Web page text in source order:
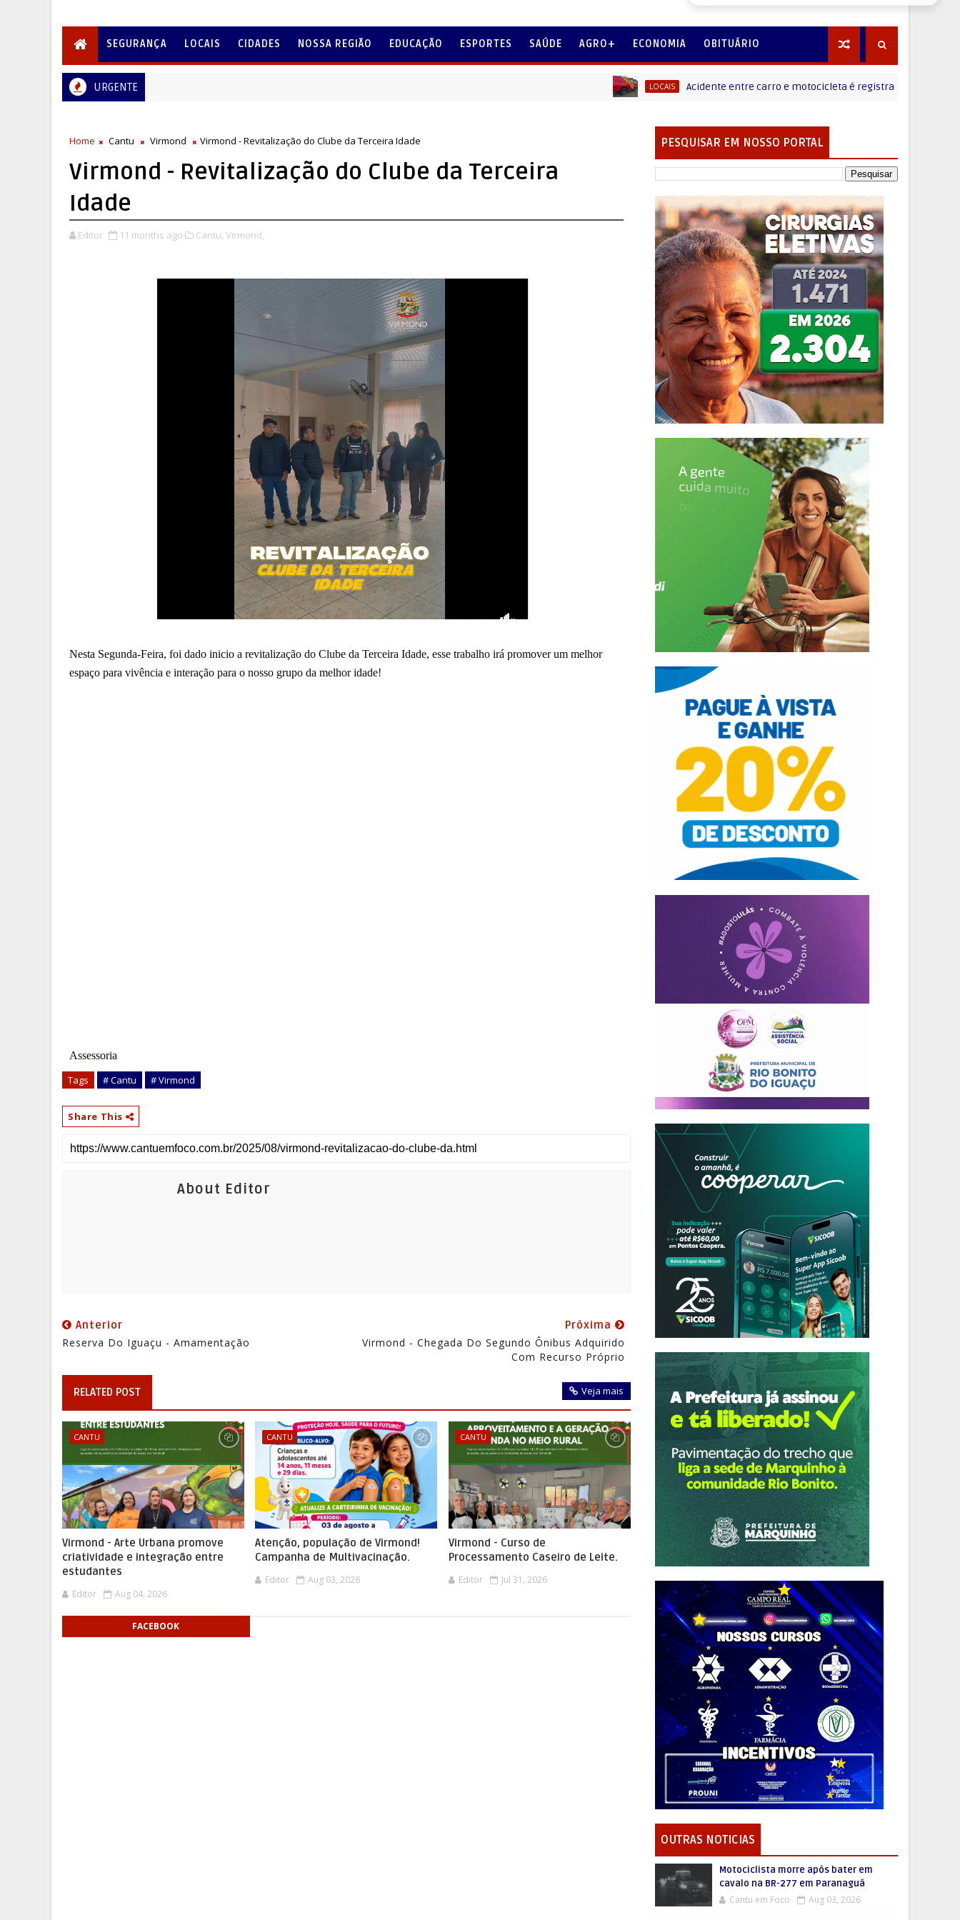
SEGURANÇA LOCAIS CIDADES NOSSA REGIÃO EDUCAÇÃO ESPORTES SAÚDE AGRO+ ECONOMIA OBITUÁRIO
URGENTE LOCAIS Acidente entre carro e motocicleta é registrado em Laranjeiras do
Home Cantu Virmond Virmond - Revitalização do Clube da Terceira Idade
Virmond - Revitalização do Clube da Terceira
Idade
Editor 11 months ago Cantu, Virmond,
Nesta Segunda-Feira, foi dado inicio a revitalização do Clube da Terceira Idade, esse trabalho irá promover um melhor
espaço para vivência e interação para o nosso grupo da melhor idade!
Assessoria
Tags # Cantu # Virmond
Share This
About Editor
Anterior
Reserva Do Iguaçu - Amamentação
Próxima
Virmond - Chegada Do Segundo Ônibus Adquirido
Com Recurso Próprio
RELATED POST Veja mais
CANTU
Virmond - Arte Urbana promove
criatividade e integração entre
estudantes
Editor Aug 04, 2026
CANTU
Atenção, população de Virmond!
Campanha de Multivacinação.
Editor Aug 03, 2026
CANTU
Virmond - Curso de
Processamento Caseiro de Leite.
Editor Jul 31, 2026
FACEBOOK
PESQUISAR EM NOSSO PORTAL
OUTRAS NOTICIAS
Motociclista morre após bater em
cavalo na BR-277 em Paranaguá
Cantu em Foco Aug 03, 2026